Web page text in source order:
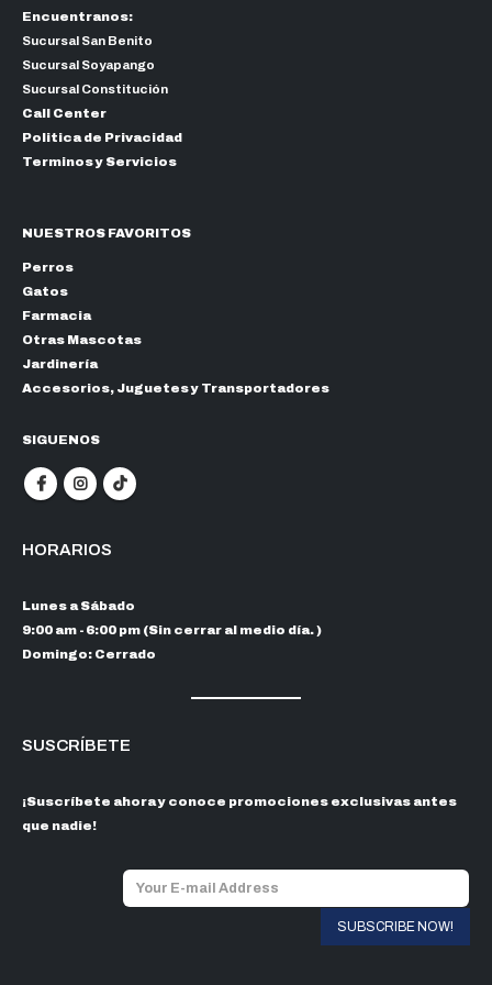
Encuentranos:
Sucursal San Benito
Sucursal Soyapango
Sucursal Constitución
Call Center
Politica de Privacidad
Terminos y Servicios
NUESTROS FAVORITOS
Perros
Gatos
Farmacia
Otras Mascotas
Jardinería
Accesorios, Juguetes y Transportadores
SIGUENOS
HORARIOS
Lunes a Sábado
9:00 am - 6:00 pm (Sin cerrar al medio día. )
Domingo: Cerrado
SUSCRÍBETE
¡Suscríbete ahora y conoce promociones exclusivas antes
que nadie!